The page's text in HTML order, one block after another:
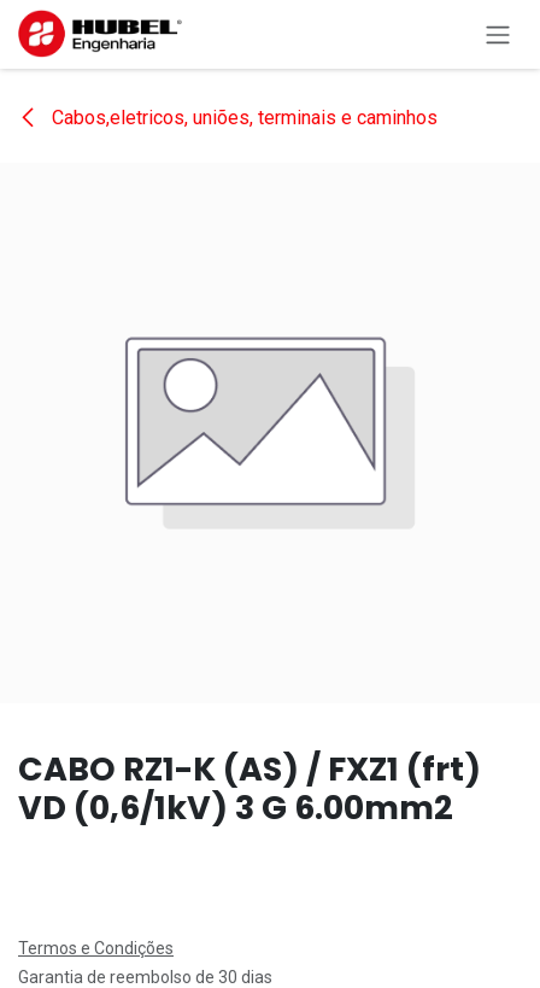
Pular para o conteúdo
Cabos,eletricos, uniões, terminais e caminhos
CABO RZ1-K (AS) / FXZ1 (frt)
VD (0,6/1kV) 3 G 6.00mm2
Termos e Condições
Garantia de reembolso de 30 dias